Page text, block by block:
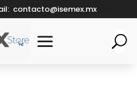
contacto@isemex.mx